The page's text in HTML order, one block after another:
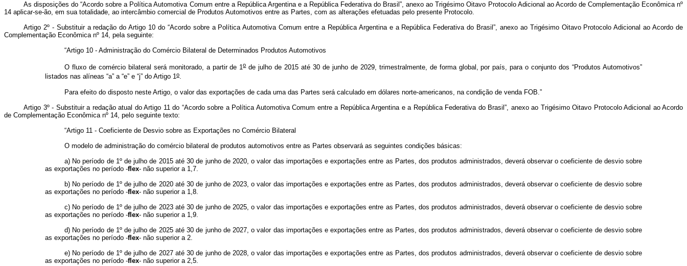
As disposições do “Acordo sobre a Política Automotiva Comum entre a República Argentina e a República Federativa do Brasil”, anexo ao Trigésimo Oitavo Protocolo Adicional ao Acordo de Complementação Econômica nº
14 aplicar-se-ão, em sua totalidade, ao intercâmbio comercial de Produtos Automotivos entre as Partes, com as alterações efetuadas pelo presente Protocolo.
Artigo 2º - Substituir a redação do Artigo 10 do “Acordo sobre a Política Automotiva Comum entre a República Argentina e a República Federativa do Brasil”, anexo ao Trigésimo Oitavo Protocolo Adicional ao Acordo de
Complementação Econômica nº 14, pela seguinte:
“Artigo 10 - Administração do Comércio Bilateral de Determinados Produtos Automotivos
O fluxo de comércio bilateral será monitorado, a partir de 1ode julho de 2015 até 30 de junho de 2029, trimestralmente, de forma global, por país, para o conjunto dos “Produtos Automotivos”
listados nas alíneas “a” a “e” e “j” do Artigo 1o.
Para efeito do disposto neste Artigo, o valor das exportações de cada uma das Partes será calculado em dólares norte-americanos, na condição de venda FOB.”
Artigo 3º - Substituir a redação atual do Artigo 11 do “Acordo sobre a Política Automotiva Comum entre a República Argentina e a República Federativa do Brasil”, anexo ao Trigésimo Oitavo Protocolo Adicional ao Acordo
de Complementação Econômica nº 14, pelo seguinte texto:
“Artigo 11 - Coeficiente de Desvio sobre as Exportações no Comércio Bilateral
O modelo de administração do comércio bilateral de produtos automotivos entre as Partes observará as seguintes condições básicas:
a) No período de 1º de julho de 2015 até 30 de junho de 2020, o valor das importações e exportações entre as Partes, dos produtos administrados, deverá observar o coeficiente de desvio sobre
as exportações no período -flex- não superior a 1,7.
b) No período de 1º de julho de 2020 até 30 de junho de 2023, o valor das importações e exportações entre as Partes, dos produtos administrados, deverá observar o coeficiente de desvio sobre
as exportações no período -flex- não superior a 1,8.
c) No período de 1º de julho de 2023 até 30 de junho de 2025, o valor das importações e exportações entre as Partes, dos produtos administrados, deverá observar o coeficiente de desvio sobre
as exportações no período -flex- não superior a 1,9.
d) No período de 1º de julho de 2025 até 30 de junho de 2027, o valor das importações e exportações entre as Partes, dos produtos administrados, deverá observar o coeficiente de desvio sobre
as exportações no período -flex- não superior a 2.
e) No período de 1º de julho de 2027 até 30 de junho de 2028, o valor das importações e exportações entre as Partes, dos produtos administrados, deverá observar o coeficiente de desvio sobre
as exportações no período -flex- não superior a 2,5.